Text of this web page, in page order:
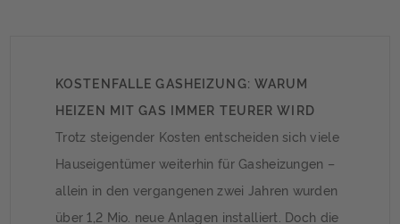
KOSTENFALLE GASHEIZUNG: WARUM
HEIZEN MIT GAS IMMER TEURER WIRD
Trotz steigender Kosten entscheiden sich viele
Hauseigentümer weiterhin für Gasheizungen –
allein in den vergangenen zwei Jahren wurden
über 1,2 Mio. neue Anlagen installiert. Doch die